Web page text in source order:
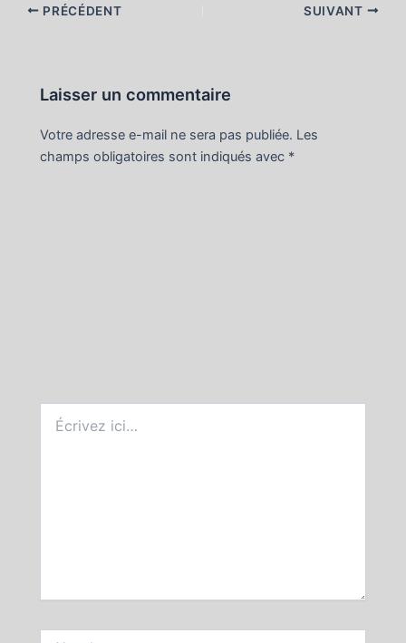
NavigationPRÉCÉDENT SUIVANT
Laisser un commentaire
Votre adresse e-mail ne sera pas publiée. Les
champs obligatoires sont indiqués avec *
ici…